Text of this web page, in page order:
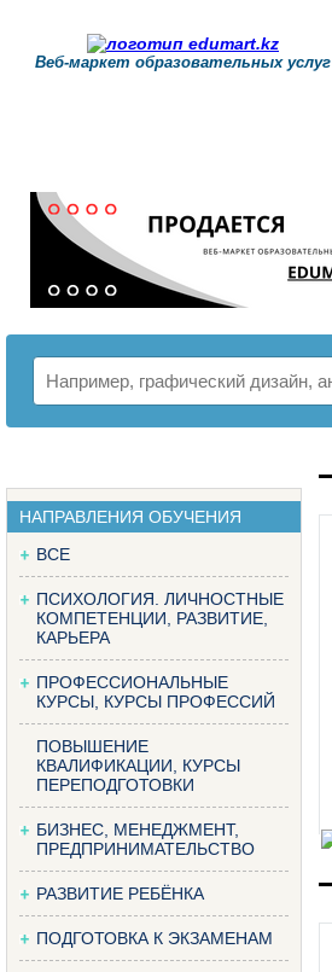
Веб-маркет образовательных услуг
НАПРАВЛЕНИЯ ОБУЧЕНИЯ
ВСЕ
ПСИХОЛОГИЯ. ЛИЧНОСТНЫЕ
КОМПЕТЕНЦИИ, РАЗВИТИЕ,
КАРЬЕРА
ПРОФЕССИОНАЛЬНЫЕ
КУРСЫ, КУРСЫ ПРОФЕССИЙ
ПОВЫШЕНИЕ
КВАЛИФИКАЦИИ, КУРСЫ
ПЕРЕПОДГОТОВКИ
БИЗНЕС, МЕНЕДЖМЕНТ,
ПРЕДПРИНИМАТЕЛЬСТВО
РАЗВИТИЕ РЕБЁНКА
ПОДГОТОВКА К ЭКЗАМЕНАМ